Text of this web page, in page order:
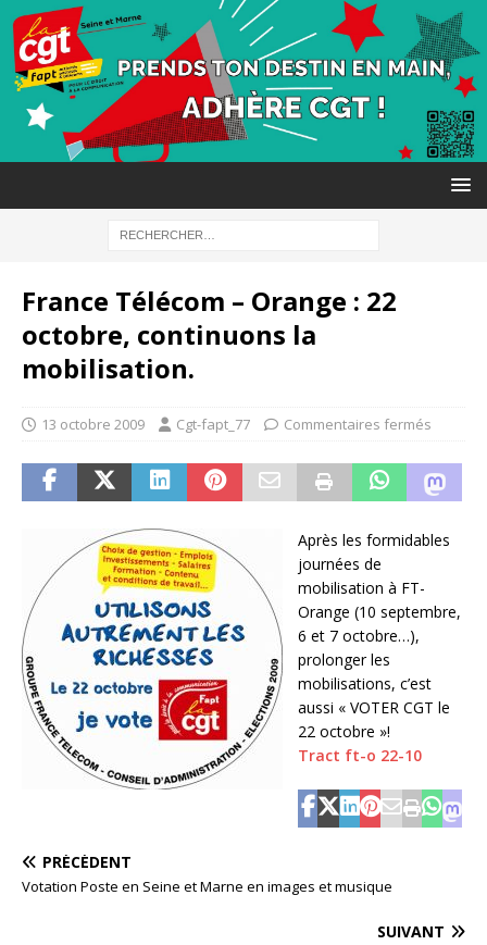
France Télécom – Orange : 22
octobre, continuons la
mobilisation.
13 octobre 2009 Cgt-fapt_77 Commentaires fermés
Après les formidables
journées de
mobilisation à FT-
Orange (10 septembre,
6 et 7 octobre…),
prolonger les
mobilisations, c’est
aussi « VOTER CGT le
22 octobre »!
Tract ft-o 22-10
PRÉCÉDENT
Votation Poste en Seine et Marne en images et musique
SUIVANT